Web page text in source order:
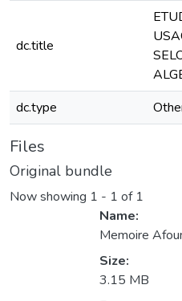
dc.title
dc.type
Files
Original bundle
Now showing 1 - 1 of 1
Name:
Memoire
Size:
3.15 MB